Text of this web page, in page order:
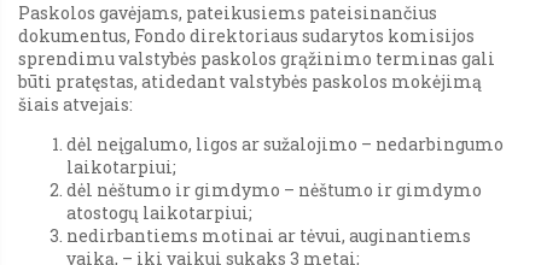
Paskolos gavėjams, pateikusiems pateisinančius
dokumentus, Fondo direktoriaus sudarytos komisijos
sprendimu valstybės paskolos grąžinimo terminas gali
būti pratęstas, atidedant valstybės paskolos mokėjimą
šiais atvejais:
dėl neįgalumo, ligos ar sužalojimo – nedarbingumo
laikotarpiui;
dėl nėštumo ir gimdymo – nėštumo ir gimdymo
atostogų laikotarpiui;
nedirbantiems motinai ar tėvui, auginantiems
vaiką, – iki vaikui sukaks 3 metai;